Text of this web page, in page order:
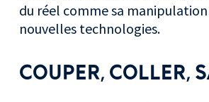
du réel comme sa manipulation
nouvelles technologies.
COUPER, COLLER,